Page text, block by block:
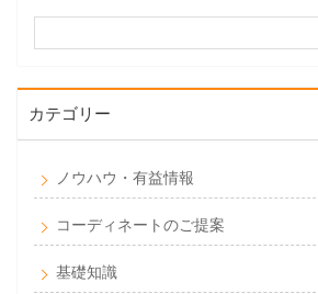
カテゴリー
ノウハウ・有益情報
コーディネートのご提案
基礎知識